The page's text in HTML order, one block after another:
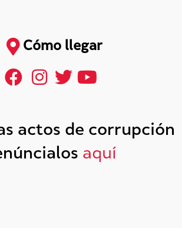
Cómo llegar
actos de corrupción
aquí